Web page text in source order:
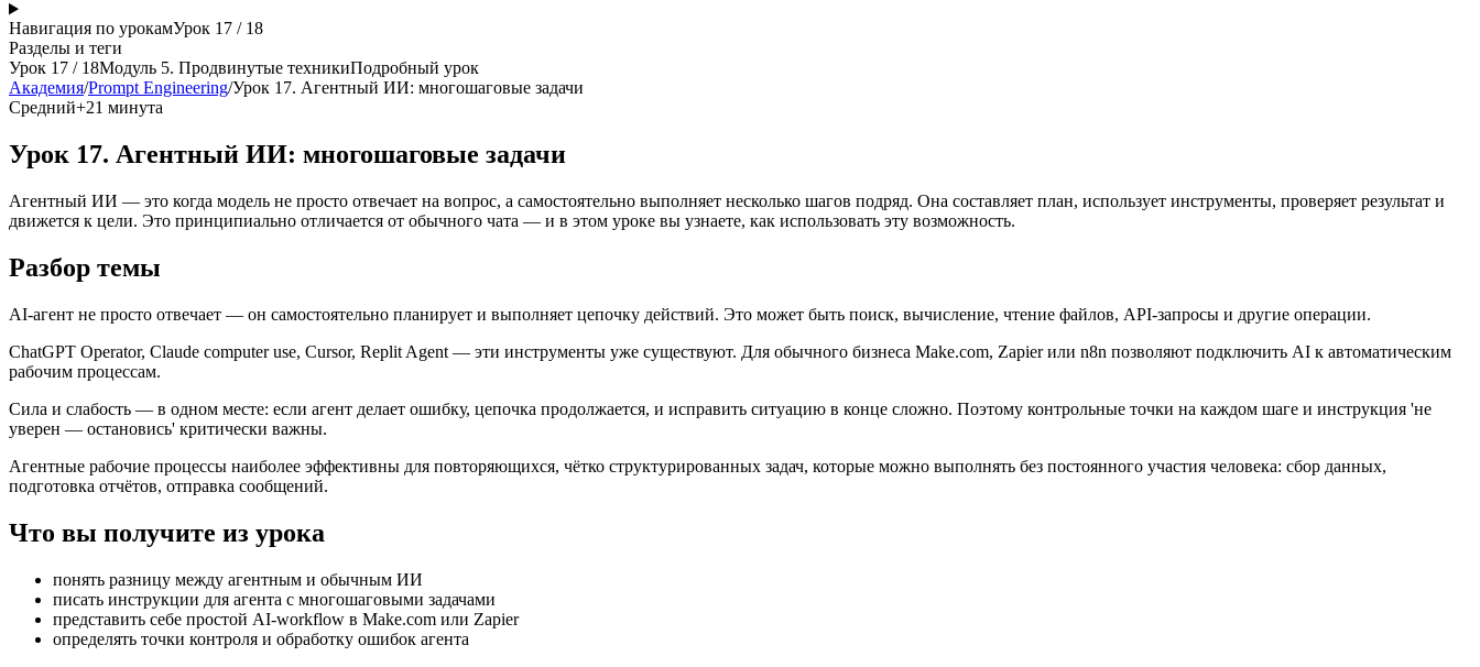
Навигация по урокамУрок 17 / 18
Разделы и теги
Урок 17 / 18Модуль 5. Продвинутые техникиПодробный урок
Академия/Prompt Engineering/Урок 17. Агентный ИИ: многошаговые задачи
Средний+21 минута
Урок 17. Агентный ИИ: многошаговые задачи
Агентный ИИ — это когда модель не просто отвечает на вопрос, а самостоятельно выполняет несколько шагов подряд. Она составляет план, использует инструменты, проверяет результат и
движется к цели. Это принципиально отличается от обычного чата — и в этом уроке вы узнаете, как использовать эту возможность.
Разбор темы
AI-агент не просто отвечает — он самостоятельно планирует и выполняет цепочку действий. Это может быть поиск, вычисление, чтение файлов, API-запросы и другие операции.
ChatGPT Operator, Claude computer use, Cursor, Replit Agent — эти инструменты уже существуют. Для обычного бизнеса Make.com, Zapier или n8n позволяют подключить AI к автоматическим
рабочим процессам.
Сила и слабость — в одном месте: если агент делает ошибку, цепочка продолжается, и исправить ситуацию в конце сложно. Поэтому контрольные точки на каждом шаге и инструкция 'не
уверен — остановись' критически важны.
Агентные рабочие процессы наиболее эффективны для повторяющихся, чётко структурированных задач, которые можно выполнять без постоянного участия человека: сбор данных,
подготовка отчётов, отправка сообщений.
Что вы получите из урока
понять разницу между агентным и обычным ИИ
писать инструкции для агента с многошаговыми задачами
представить себе простой AI-workflow в Make.com или Zapier
определять точки контроля и обработку ошибок агента